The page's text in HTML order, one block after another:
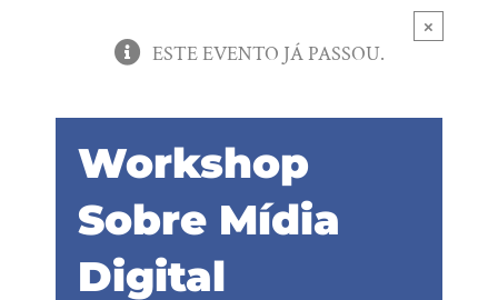
×
ESTE EVENTO JÁ PASSOU.
Workshop
Sobre Mídia
Digital